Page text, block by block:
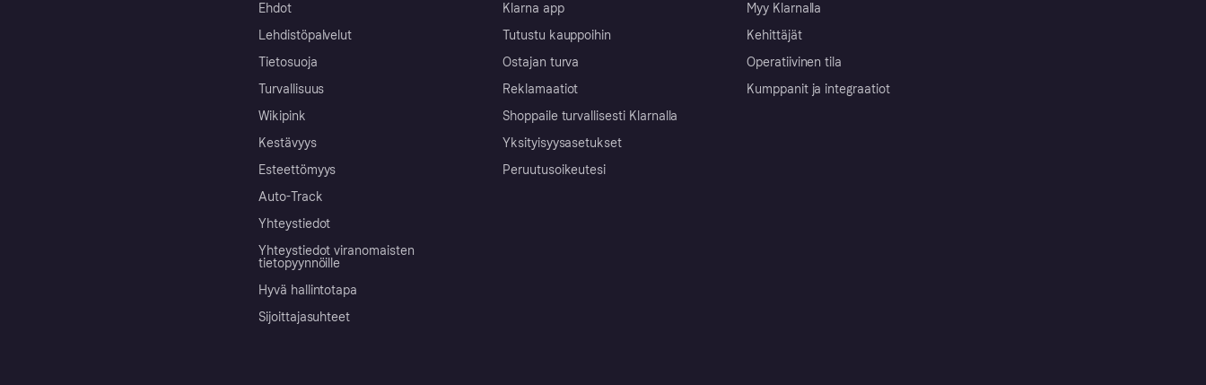
Ehdot
Lehdistöpalvelut
Tietosuoja
Turvallisuus
Wikipink
Kestävyys
Esteettömyys
Auto-Track
Yhteystiedot
Yhteystiedot viranomaisten
tietopyynnöille
Hyvä hallintotapa
Sijoittajasuhteet
Klarna app
Tutustu kauppoihin
Ostajan turva
Reklamaatiot
Shoppaile turvallisesti Klarnalla
Yksityisyysasetukset
Peruutusoikeutesi
Myy Klarnalla
Kehittäjät
Operatiivinen tila
Kumppanit ja integraatiot